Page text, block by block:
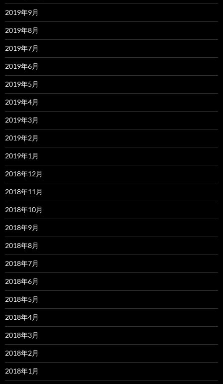
2019年9月
2019年8月
2019年7月
2019年6月
2019年5月
2019年4月
2019年3月
2019年2月
2019年1月
2018年12月
2018年11月
2018年10月
2018年9月
2018年8月
2018年7月
2018年6月
2018年5月
2018年4月
2018年3月
2018年2月
2018年1月